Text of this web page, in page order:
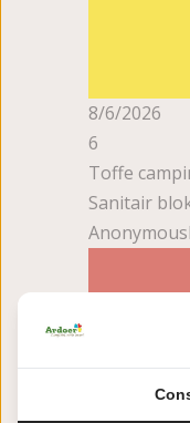
8/6/2026
6
Toffe
Sanitair